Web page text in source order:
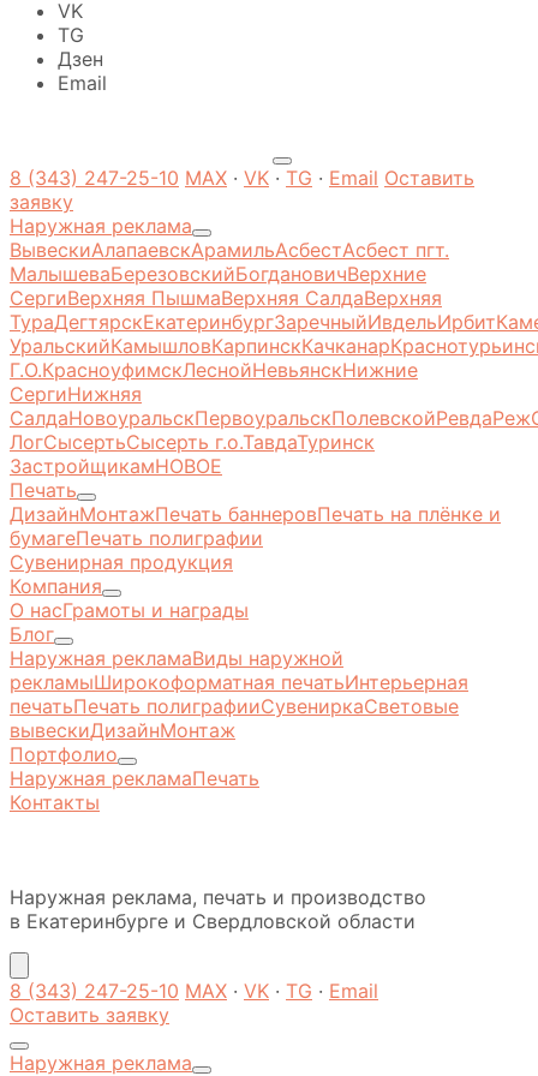
VK
TG
Дзен
Email
8 (343) 247-25-10 MAX · VK · TG · Email Оставить
заявку
Наружная реклама
ВывескиАлапаевскАрамильАсбестАсбест пгт.
МалышеваБерезовскийБогдановичВерхние
СергиВерхняя ПышмаВерхняя СалдаВерхняя
ТураДегтярскЕкатеринбургЗаречныйИвдельИрбит
УральскийКамышловКарпинскКачканар
Г.О.КрасноуфимскЛеснойНевьянскНижние
СергиНижняя
СалдаНовоуральскПервоуральскПолевскойРевдаРеж
ЛогСысертьСысерть г.о.ТавдаТуринск
ЗастройщикамНОВОЕ
Печать
ДизайнМонтажПечать баннеровПечать на плёнке и
бумагеПечать полиграфии
Сувенирная продукция
Компания
О насГрамоты и награды
Блог
Наружная рекламаВиды наружной
рекламыШирокоформатная печатьИнтерьерная
печатьПечать полиграфииСувениркаСветовые
вывескиДизайнМонтаж
Портфолио
Наружная рекламаПечать
Контакты
Наружная реклама, печать и производство
в Екатеринбурге и Свердловской области
8 (343) 247-25-10 MAX · VK · TG · Email
Оставить заявку
Наружная реклама